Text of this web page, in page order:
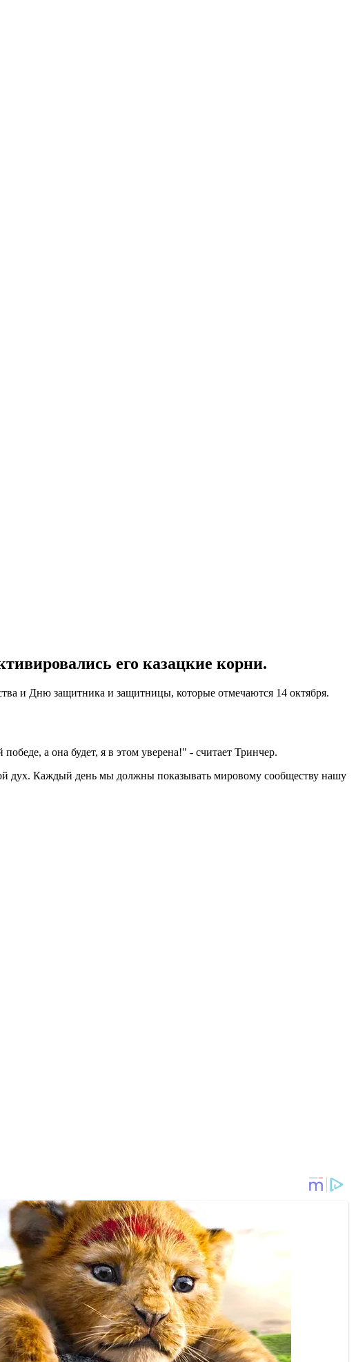
его казацкие корни.
и Дню защитника и защитницы, которые отмечаются 14 октября.
а она будет, я в этом уверена!" - считает Тринчер.
дух. Каждый день мы должны показывать мировому сообществу нашу